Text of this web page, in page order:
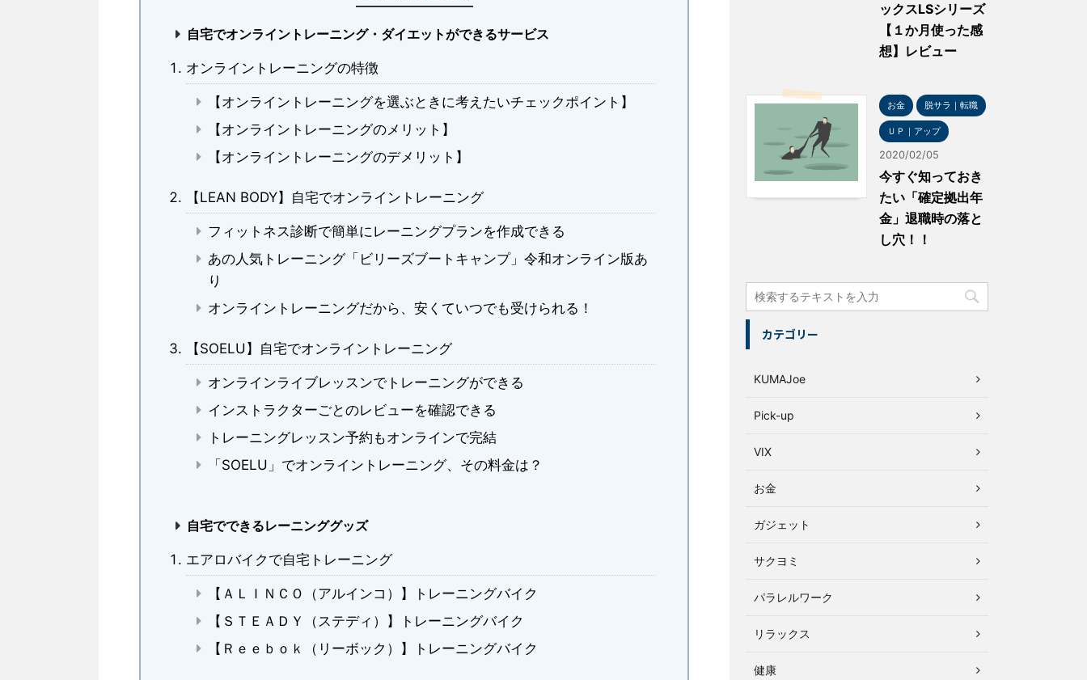
自宅でオンライントレーニング・ダイエットができるサービス
オンライントレーニングの特徴
【オンライントレーニングを選ぶときに考えたいチェックポイント】
【オンライントレーニングのメリット】
【オンライントレーニングのデメリット】
【LEAN BODY】自宅でオンライントレーニング
フィットネス診断で簡単にレーニングプランを作成できる
あの人気トレーニング「ビリーズブートキャンプ」令和オンライン版あ
り
オンライントレーニングだから、安くていつでも受けられる！
【SOELU】自宅でオンライントレーニング
オンラインライブレッスンでトレーニングができる
インストラクターごとのレビューを確認できる
トレーニングレッスン予約もオンラインで完結
「SOELU」でオンライントレーニング、その料金は？
自宅でできるレーニンググッズ
エアロバイクで自宅トレーニング
【ＡＬＩＮＣＯ（アルインコ）】トレーニングバイク
【ＳＴＥＡＤＹ（ステディ）】トレーニングバイク
【Ｒｅｅｂｏｋ（リーボック）】トレーニングバイク
ックスLSシリーズ
【１か月使った感
想】レビュー
お金 脱サラ｜転職
ＵＰ｜アップ
2020/02/05
今すぐ知っておき
たい「確定拠出年
金」退職時の落と
し穴！！
カテゴリー
KUMAJoe
Pick-up
VIX
お金
ガジェット
サクヨミ
パラレルワーク
リラックス
健康